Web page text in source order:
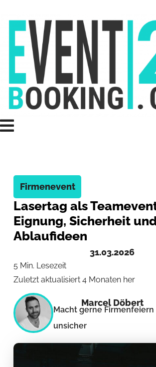
Firmenevent
Lasertag als
Eignung, Sicherheit
Ablaufideen
31.03.2026
5 Min. Lesezeit
Zuletzt aktualisiert 4 Monaten her
Marcel Döbert
Macht gerne Firmenfeiern
unsicher